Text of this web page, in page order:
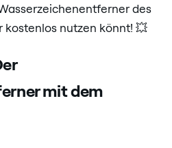
des
kostenlos nutzen könnt! 💥
mit dem